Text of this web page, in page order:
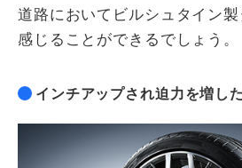
道路においてビルシュタイン
感じることができるでしょう。
インチアップされ迫力を増し